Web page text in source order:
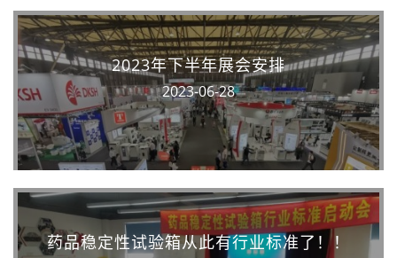
2023年下半年展会安排
2023-06-28
药品稳定性试验箱从此有行业标准了！！